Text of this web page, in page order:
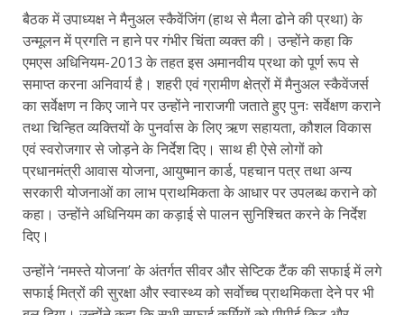
बैठक में उपाध्यक्ष ने मैनुअल स्कैवेंजिंग (हाथ से मैला ढोने की प्रथा) के
उन्मूलन में प्रगति न हाने पर गंभीर चिंता व्यक्त की। उन्होंने कहा कि
एमएस अधिनियम-2013 के तहत इस अमानवीय प्रथा को पूर्ण रूप से
समाप्त करना अनिवार्य है। शहरी एवं ग्रामीण क्षेत्रों में मैनुअल स्कैवेंजर्स
का सर्वेक्षण न किए जाने पर उन्होंने नाराजगी जताते हुए पुनः सर्वेक्षण कराने
तथा चिन्हित व्यक्तियों के पुनर्वास के लिए ऋण सहायता, कौशल विकास
एवं स्वरोजगार से जोड़ने के निर्देश दिए। साथ ही ऐसे लोगों को
प्रधानमंत्री आवास योजना, आयुष्मान कार्ड, पहचान पत्र तथा अन्य
सरकारी योजनाओं का लाभ प्राथमिकता के आधार पर उपलब्ध कराने को
कहा। उन्होंने अधिनियम का कड़ाई से पालन सुनिश्चित करने के निर्देश
दिए।
उन्होंने ‘नमस्ते योजना’ के अंतर्गत सीवर और सेप्टिक टैंक की सफाई में लगे
सफाई मित्रों की सुरक्षा और स्वास्थ्य को सर्वाेच्च प्राथमिकता देने पर भी